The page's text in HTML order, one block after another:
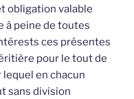
obligation valable
à peine de toutes
ces présentes
pour le tout de
en chacun
sans division